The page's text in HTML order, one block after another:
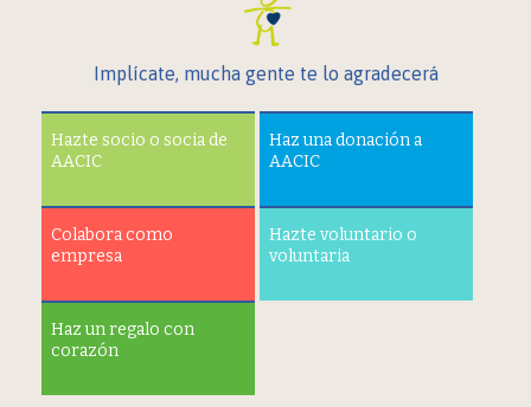
Implícate, mucha gente te lo agradecerá
Hazte socio o socia de
AACIC
Haz una donación a
AACIC
Colabora como
empresa
Hazte voluntario o
voluntaria
Haz un regalo con
corazón